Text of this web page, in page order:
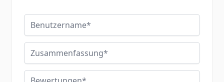
Benutzername
Zusammenfassung
Bewertungen